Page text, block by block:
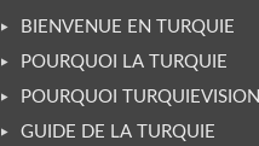
BIENVENUE EN TURQUIE
POURQUOI LA TURQUIE
POURQUOI TURQUIEVISION
GUIDE DE LA TURQUIE